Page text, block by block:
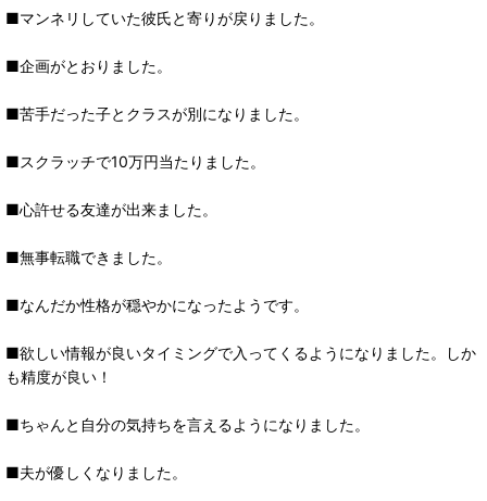
■マンネリしていた彼氏と寄りが戻りました。
■企画がとおりました。
■苦手だった子とクラスが別になりました。
■スクラッチで10万円当たりました。
■心許せる友達が出来ました。
■無事転職できました。
■なんだか性格が穏やかになったようです。
■欲しい情報が良いタイミングで入ってくるようになりました。しか
も精度が良い！
■ちゃんと自分の気持ちを言えるようになりました。
■夫が優しくなりました。